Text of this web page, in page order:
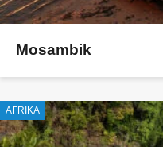
Mosambik
AFRIKA